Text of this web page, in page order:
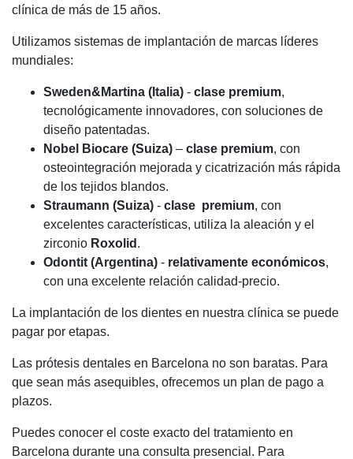
clínica de más de 15 años.
Utilizamos sistemas de implantación de marcas líderes
mundiales:
Sweden&Martina (Italia) - clase premium,
tecnológicamente innovadores, con soluciones de
diseño patentadas.
Nobel Biocare (Suiza) – clase premium, con
osteointegración mejorada y cicatrización más rápida
de los tejidos blandos.
Straumann (Suiza) - clase premium, con
excelentes características, utiliza la aleación y el
zirconio Roxolid .
Odontit (Argentina) - relativamente económicos,
con una excelente relación calidad-precio.
La implantación de los dientes en nuestra clínica se puede
pagar por etapas.
Las prótesis dentales en Barcelona no son baratas. Para
que sean más asequibles, ofrecemos un plan de pago a
plazos.
Puedes conocer el coste exacto del tratamiento en
Barcelona durante una consulta presencial. Para